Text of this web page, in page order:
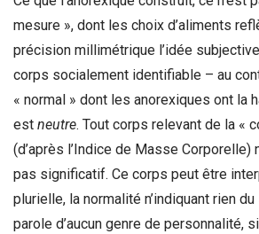
mesure », dont les choix d’aliments
précision millimétrique l’idée
corps socialement identifiable – au
« normal » dont les anorexiques ont la
est neutre. Tout corps relevant de la «
(d’après l’Indice de Masse Corporelle)
pas significatif. Ce corps peut être
plurielle, la normalité n’indiquant rien
parole d’aucun genre de personnalité,